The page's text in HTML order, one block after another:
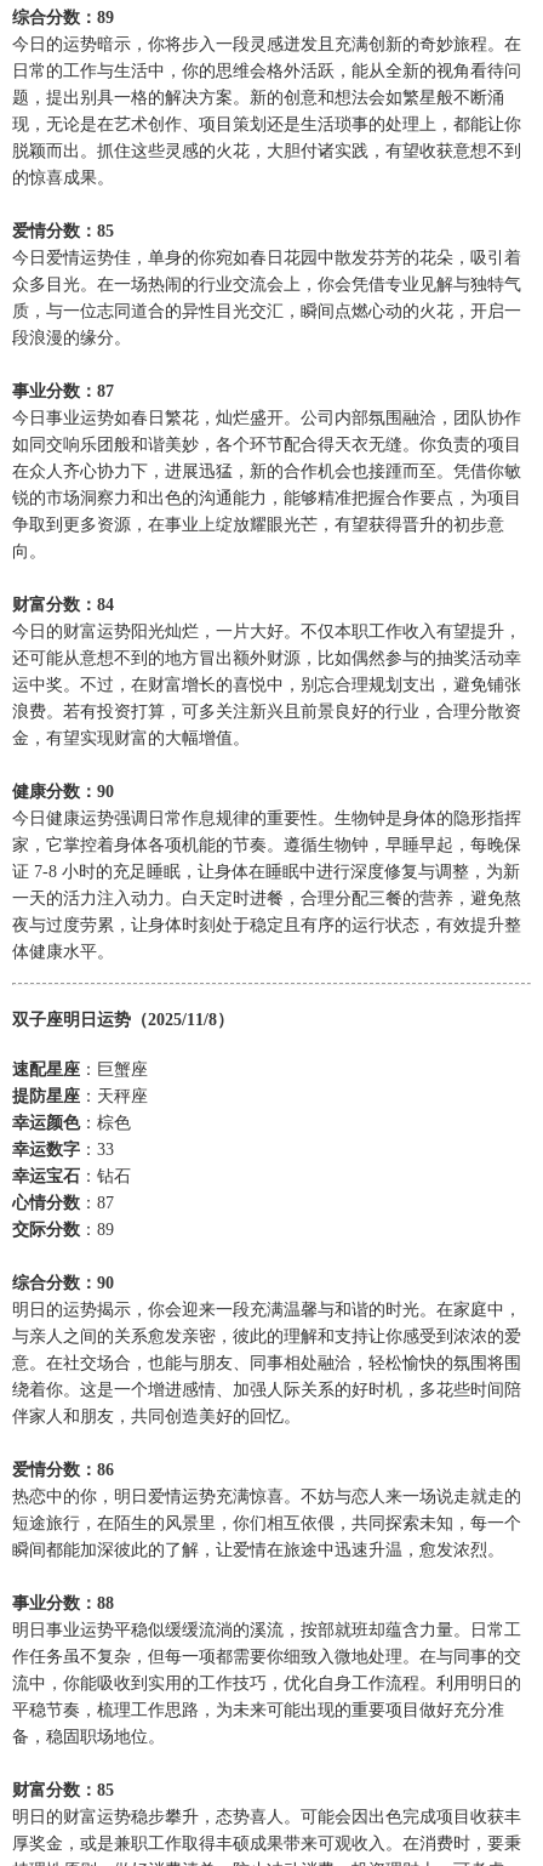
综合分数：89
今日的运势暗示，你将步入一段灵感迸发且充满创新的奇妙旅程。在
日常的工作与生活中，你的思维会格外活跃，能从全新的视角看待问
题，提出别具一格的解决方案。新的创意和想法会如繁星般不断涌
现，无论是在艺术创作、项目策划还是生活琐事的处理上，都能让你
脱颖而出。抓住这些灵感的火花，大胆付诸实践，有望收获意想不到
的惊喜成果。
爱情分数：85
今日爱情运势佳，单身的你宛如春日花园中散发芬芳的花朵，吸引着
众多目光。在一场热闹的行业交流会上，你会凭借专业见解与独特气
质，与一位志同道合的异性目光交汇，瞬间点燃心动的火花，开启一
段浪漫的缘分。
事业分数：87
今日事业运势如春日繁花，灿烂盛开。公司内部氛围融洽，团队协作
如同交响乐团般和谐美妙，各个环节配合得天衣无缝。你负责的项目
在众人齐心协力下，进展迅猛，新的合作机会也接踵而至。凭借你敏
锐的市场洞察力和出色的沟通能力，能够精准把握合作要点，为项目
争取到更多资源，在事业上绽放耀眼光芒，有望获得晋升的初步意
向。
财富分数：84
今日的财富运势阳光灿烂，一片大好。不仅本职工作收入有望提升，
还可能从意想不到的地方冒出额外财源，比如偶然参与的抽奖活动幸
运中奖。不过，在财富增长的喜悦中，别忘合理规划支出，避免铺张
浪费。若有投资打算，可多关注新兴且前景良好的行业，合理分散资
金，有望实现财富的大幅增值。
健康分数：90
今日健康运势强调日常作息规律的重要性。生物钟是身体的隐形指挥
家，它掌控着身体各项机能的节奏。遵循生物钟，早睡早起，每晚保
证 7-8 小时的充足睡眠，让身体在睡眠中进行深度修复与调整，为新
一天的活力注入动力。白天定时进餐，合理分配三餐的营养，避免熬
夜与过度劳累，让身体时刻处于稳定且有序的运行状态，有效提升整
体健康水平。
双子座明日运势（2025/11/8）
速配星座 ：巨蟹座
提防星座 ：天秤座
幸运颜色：棕色
幸运数字 ：33
幸运宝石 ：钻石
心情分数 ：87
交际分数 ：89
综合分数：90
明日的运势揭示，你会迎来一段充满温馨与和谐的时光。在家庭中，
与亲人之间的关系愈发亲密，彼此的理解和支持让你感受到浓浓的爱
意。在社交场合，也能与朋友、同事相处融洽，轻松愉快的氛围将围
绕着你。这是一个增进感情、加强人际关系的好时机，多花些时间陪
伴家人和朋友，共同创造美好的回忆。
爱情分数：86
热恋中的你，明日爱情运势充满惊喜。不妨与恋人来一场说走就走的
短途旅行，在陌生的风景里，你们相互依偎，共同探索未知，每一个
瞬间都能加深彼此的了解，让爱情在旅途中迅速升温，愈发浓烈。
事业分数：88
明日事业运势平稳似缓缓流淌的溪流，按部就班却蕴含力量。日常工
作任务虽不复杂，但每一项都需要你细致入微地处理。在与同事的交
流中，你能吸收到实用的工作技巧，优化自身工作流程。利用明日的
平稳节奏，梳理工作思路，为未来可能出现的重要项目做好充分准
备，稳固职场地位。
财富分数：85
明日的财富运势稳步攀升，态势喜人。可能会因出色完成项目收获丰
厚奖金，或是兼职工作取得丰硕成果带来可观收入。在消费时，要秉